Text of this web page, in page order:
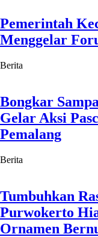
Pemerintah
Menggelar
Berita
Bongkar
Gelar Aksi
Pemalang
Berita
Tumbuhkan
Purwokerto
Ornamen